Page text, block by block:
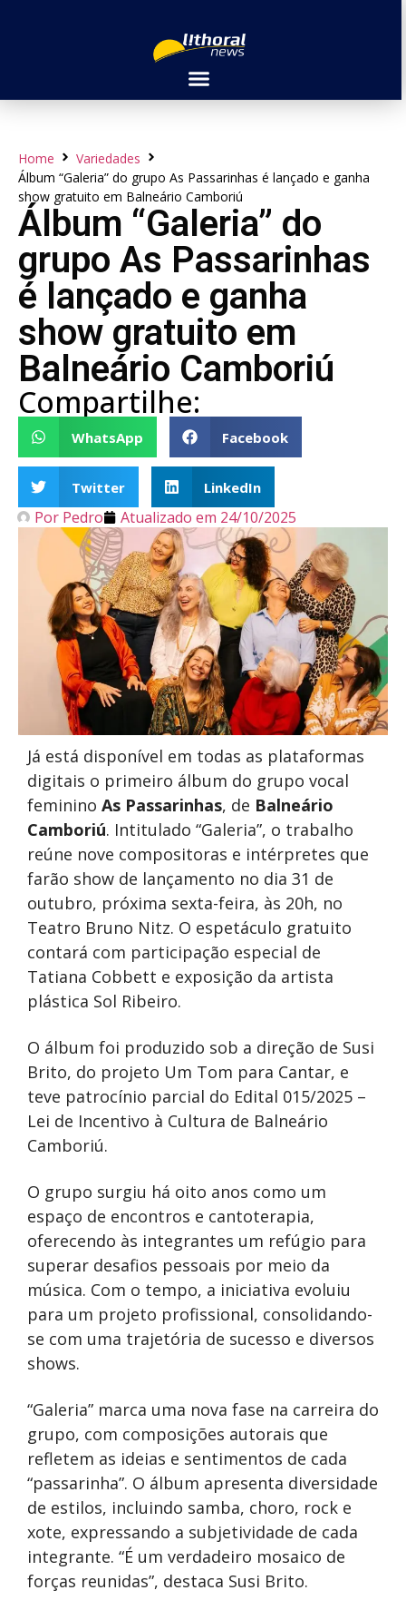
Home
Variedades
Álbum “Galeria” do grupo As Passarinhas é lançado e ganha
show gratuito em Balneário Camboriú
Álbum “Galeria” do
grupo As Passarinhas
é lançado e ganha
show gratuito em
Balneário Camboriú
Compartilhe:
WhatsApp Facebook
Twitter LinkedIn
Por Pedro Atualizado em 24/10/2025
Já está disponível em todas as plataformas
digitais o primeiro álbum do grupo vocal
feminino As Passarinhas, de Balneário
Camboriú. Intitulado “Galeria”, o trabalho
reúne nove compositoras e intérpretes que
farão show de lançamento no dia 31 de
outubro, próxima sexta-feira, às 20h, no
Teatro Bruno Nitz. O espetáculo gratuito
contará com participação especial de
Tatiana Cobbett e exposição da artista
plástica Sol Ribeiro.
O álbum foi produzido sob a direção de Susi
Brito, do projeto Um Tom para Cantar, e
teve patrocínio parcial do Edital 015/2025 –
Lei de Incentivo à Cultura de Balneário
Camboriú.
O grupo surgiu há oito anos como um
espaço de encontros e cantoterapia,
oferecendo às integrantes um refúgio para
superar desafios pessoais por meio da
música. Com o tempo, a iniciativa evoluiu
para um projeto profissional, consolidando-
se com uma trajetória de sucesso e diversos
shows.
“Galeria” marca uma nova fase na carreira do
grupo, com composições autorais que
refletem as ideias e sentimentos de cada
“passarinha”. O álbum apresenta diversidade
de estilos, incluindo samba, choro, rock e
xote, expressando a subjetividade de cada
integrante. “É um verdadeiro mosaico de
forças reunidas”, destaca Susi Brito.